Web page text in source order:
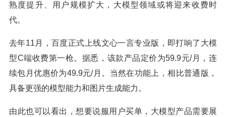
熟度提升、用户规模扩大，大模型领域或将迎来收费时
代。
去年11月，百度正式上线文心一言专业版，即打响了大模
型C端收费第一枪。据悉，该款产品定价为59.9元/月，连
续包月优惠价为49.9元/月。当然在功能上，相比普通版，
具备更强的模型能力和图片生成能力。
由此也可以看出，想要说服用户买单，大模型产品需要展